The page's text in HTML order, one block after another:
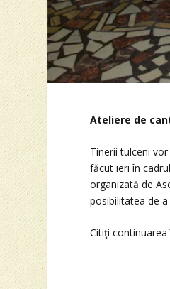
Ateliere de
Tinerii tulceni
făcut ieri în
organizată de
posibilitatea de
Citiţi continuarea